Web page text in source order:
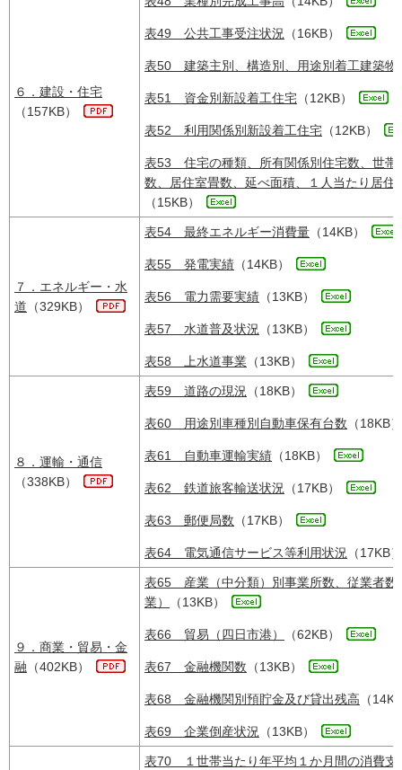
６．建設・住宅
（157KB）
表49 公共工事受注状況 （16KB）
表50 建築主別、構造別、用途別着工建築物
表51 資金別新設着工住宅 （12KB）
表52 利用関係別新設着工住宅 （12KB）
表53 住宅の種類、所有関係別住宅数、世帯
数、居住室畳数、延べ面積、１人当たり居住
（15KB）
７．エネルギー・水
道 （329KB）
表54 最終エネルギー消費量 （14KB）
表55 発電実績 （14KB）
表56 電力需要実績 （13KB）
表57 水道普及状況 （13KB）
表58 上水道事業 （13KB）
８．運輸・通信
（338KB）
表59 道路の現況 （18KB）
表60 用途別車種別自動車保有台数 （18KB）
表61 自動車運輸実績 （18KB）
表62 鉄道旅客輸送状況 （17KB）
表63 郵便局数 （17KB）
表64 電気通信サービス等利用状況 （17KB）
９．商業・貿易・金
融 （402KB）
表65 産業（中分類）別事業所数、従業者数
業）
（13KB）
表66 貿易（四日市港） （62KB）
表67 金融機関数 （13KB）
表68 金融機関別預貯金及び貸出残高 （
表69 企業倒産状況 （13KB）
表70 １世帯当たり年平均１か月間の消費支